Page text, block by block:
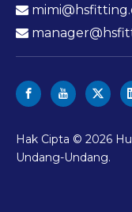


Hak Cipta © 2026
Undang-Undang.